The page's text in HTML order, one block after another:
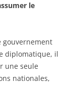
le
gouvernement
diplomatique, il
une seule
nationales,